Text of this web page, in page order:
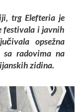
trg Elefteria je
festivala i javnih
opsežna
sa radovima na
zidina.